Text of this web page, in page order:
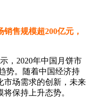
售规模超200亿元，
，2020年中国月饼市
势。随着中国经济持
市场需求的创新，未来
保持上升态势。